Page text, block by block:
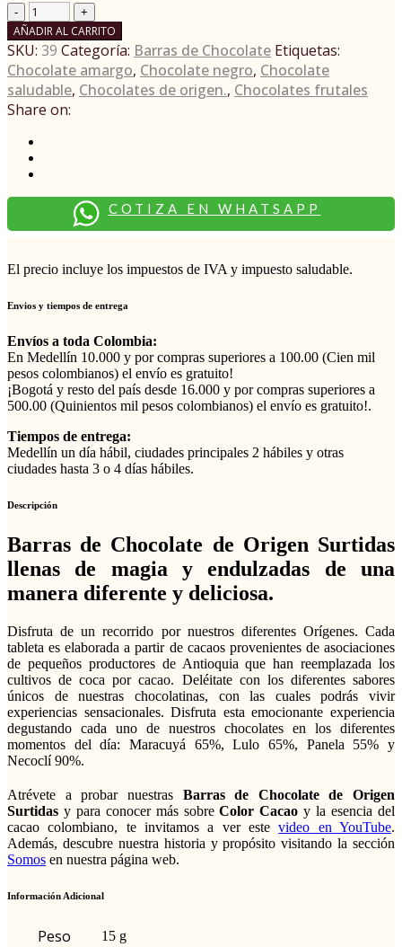
AÑADIR AL CARRITO
SKU: 39 Categoría: Barras de Chocolate Etiquetas:
Chocolate amargo, Chocolate negro, Chocolate
saludable, Chocolates de origen., Chocolates frutales
Share on:
COTIZA EN WHATSAPP
El precio incluye los impuestos de IVA y impuesto saludable.
Envios y tiempos de entrega
Envíos a toda Colombia:
En Medellín 10.000 y por compras superiores a 100.00 (Cien mil
pesos colombianos) el envío es gratuito!
¡Bogotá y resto del país desde 16.000 y por compras superiores a
500.00 (Quinientos mil pesos colombianos) el envío es gratuito!.
Tiempos de entrega:
Medellín un día hábil, ciudades principales 2 hábiles y otras
ciudades hasta 3 o 4 días hábiles.
Descripción
Barras de Chocolate de Origen Surtidas
llenas de magia y endulzadas de una
manera diferente y deliciosa.
Disfruta de un recorrido por nuestros diferentes Orígenes. Cada
tableta es elaborada a partir de cacaos provenientes de asociaciones
de pequeños productores de Antioquia que han reemplazada los
cultivos de coca por cacao. Deléitate con los diferentes sabores
únicos de nuestras chocolatinas, con las cuales podrás vivir
experiencias sensacionales. Disfruta esta emocionante experiencia
degustando cada uno de nuestros chocolates en los diferentes
momentos del día: Maracuyá 65%, Lulo 65%, Panela 55% y
Necoclí 90%.
Atrévete a probar nuestras Barras de Chocolate de Origen
Surtidas y para conocer más sobreColor Cacao y la esencia del
cacao colombiano, te invitamos a ver estevideo en YouTube.
Además, descubre nuestra historia y propósito visitando la sección
Somos en nuestra página web.
Información Adicional
Peso 15 g